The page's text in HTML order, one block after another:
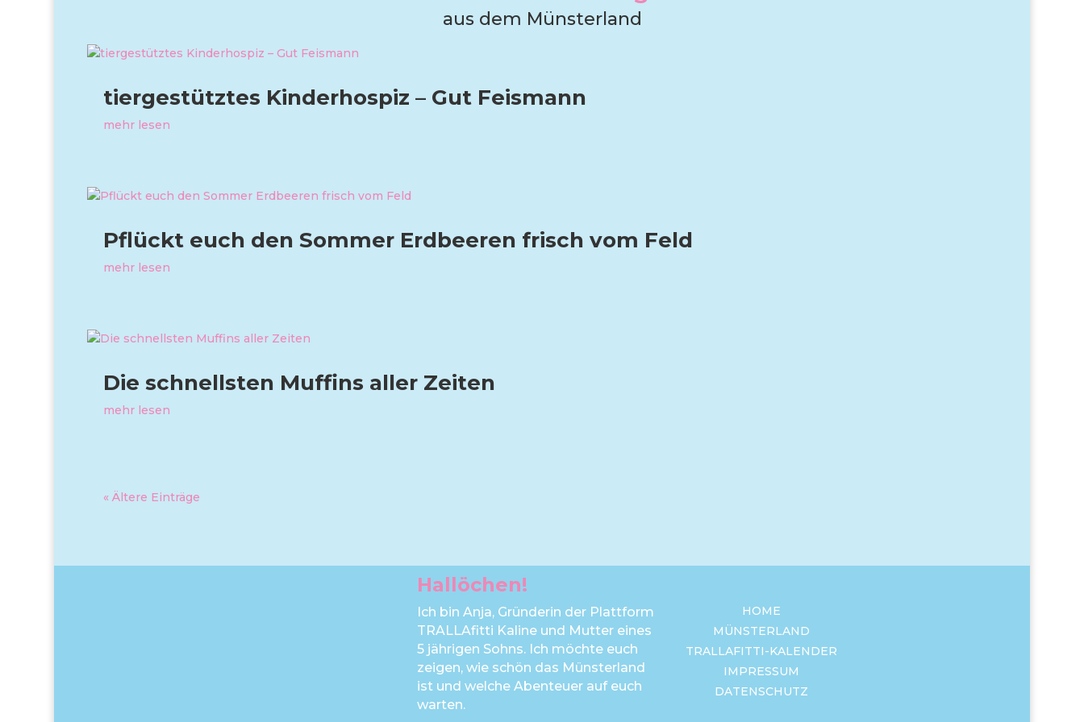
aus dem Münsterland
tiergestütztes Kinderhospiz – Gut Feismann
mehr lesen
Pflückt euch den Sommer Erdbeeren frisch vom Feld
mehr lesen
Die schnellsten Muffins aller Zeiten
mehr lesen
« Ältere Einträge
Hallöchen!
Ich bin Anja, Gründerin der Plattform
TRALLAfitti Kaline und Mutter eines
5 jährigen Sohns. Ich möchte euch
zeigen, wie schön das Münsterland
ist und welche Abenteuer auf euch
warten.
HOME
MÜNSTERLAND
TRALLAFITTI-KALENDER
IMPRESSUM
DATENSCHUTZ